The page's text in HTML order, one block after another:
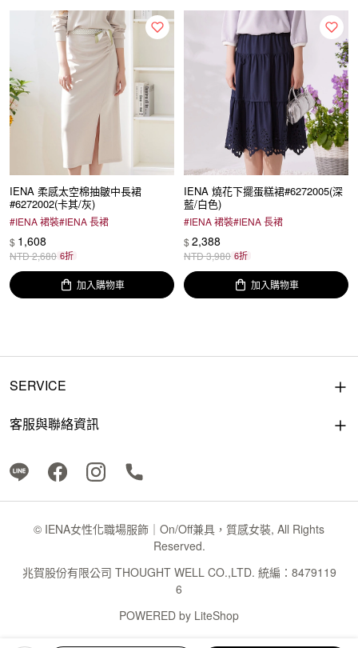
IENA 柔感太空棉抽皺中長裙
#6272002(卡其/灰)
#IENA 裙裝#IENA 長裙
$ 1,608
NTD2,680 6折
加入購物車
IENA 燒花下擺蛋糕裙#6272005(深
藍/白色)
#IENA 裙裝#IENA 長裙
$ 2,388
NTD3,980 6折
加入購物車
SERVICE
客服與聯絡資訊
© IENA女性化職場服飾｜On/Off兼具，質感女裝, All Rights
Reserved.
兆賀股份有限公司 THOUGHT WELL CO.,LTD. 統編：8479119
6
POWERED by LiteShop